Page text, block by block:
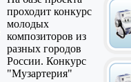
проходит конкурс
молодых
композиторов из
разных городов
России. Конкурс
"Музартерия"